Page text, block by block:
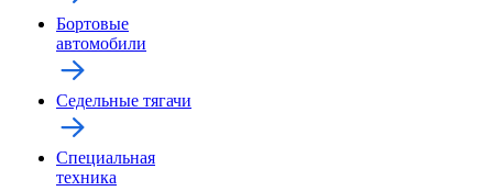
Бортовые
автомобили
Седельные тягачи
Специальная
техника